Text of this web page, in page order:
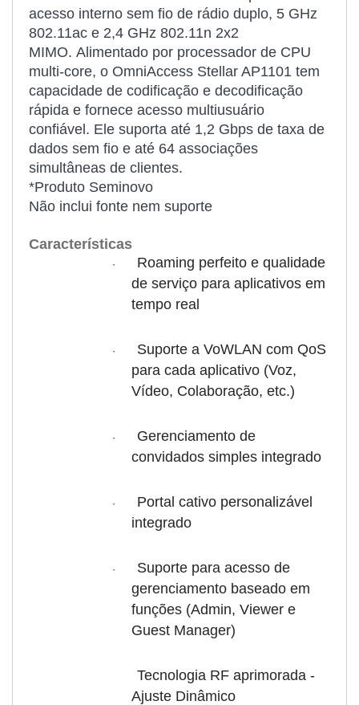
acesso interno sem fio de rádio duplo, 5 GHz
802.11ac e 2,4 GHz 802.11n 2x2
MIMO. Alimentado por processador de CPU
multi-core, o OmniAccess Stellar AP1101 tem
capacidade de codificação e decodificação
rápida e fornece acesso multiusuário
confiável. Ele suporta até 1,2 Gbps de taxa de
dados sem fio e até 64 associações
simultâneas de clientes.
*Produto Seminovo
Não inclui fonte nem suporte
Características
·
Roaming perfeito e qualidade
de serviço para aplicativos em
tempo real
·
Suporte a VoWLAN com QoS
para cada aplicativo (Voz,
Vídeo, Colaboração, etc.)
·
Gerenciamento de
convidados simples integrado
·
Portal cativo personalizável
integrado
·
Suporte para acesso de
gerenciamento baseado em
funções (Admin, Viewer e
Guest Manager)
Tecnologia RF aprimorada -
Ajuste Dinâmico